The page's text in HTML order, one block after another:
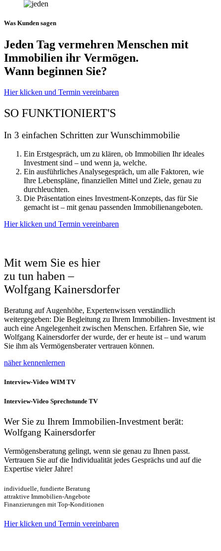
Was Kunden sagen
Jeden Tag vermehren Menschen mit
Immobilien ihr Vermögen.
Wann beginnen Sie?
Hier klicken und Termin vereinbaren
SO FUNKTIONIERT'S
In 3 einfachen Schritten zur Wunschimmobilie
Ein Erstgespräch, um zu klären, ob Immobilien Ihr ideales
Investment sind – und wenn ja, welche.
Ein ausführliches Analysegespräch, um alle Faktoren, wie
Ihre Lebenspläne, finanziellen Mittel und Ziele, genau zu
durchleuchten.
Die Präsentation eines Investment-Konzepts, das für Sie
gemacht ist – mit genau passenden Immobilienangeboten.
Hier klicken und Termin vereinbaren
Mit wem Sie es hier
zu tun haben –
Wolfgang Kainersdorfer
Beratung auf Augenhöhe, Expertenwissen verständlich
weitergegeben: Die Begleitung zu Ihrem Immobilien- Investment ist
auch eine Angelegenheit zwischen Menschen. Erfahren Sie, wie
Wolfgang Kainersdorfer der wurde, der er heute ist – und warum
Sie ihm als Vermögensberater vertrauen können.
näher kennenlernen
Interview-Video WIM TV
Interview-Video Sprechstunde TV
Wer Sie zu Ihrem Immobilien-Investment berät:
Wolfgang Kainersdorfer
Vermögensberatung gelingt, wenn sie genau zu Ihnen passt.
Vertrauen Sie auf die Individualität jedes Gesprächs und auf die
Expertise vieler Jahre!
individuelle, fundierte Beratung
attraktive Immobilien-Angebote
Finanzierungen mit Top-Konditionen
Hier klicken und Termin vereinbaren